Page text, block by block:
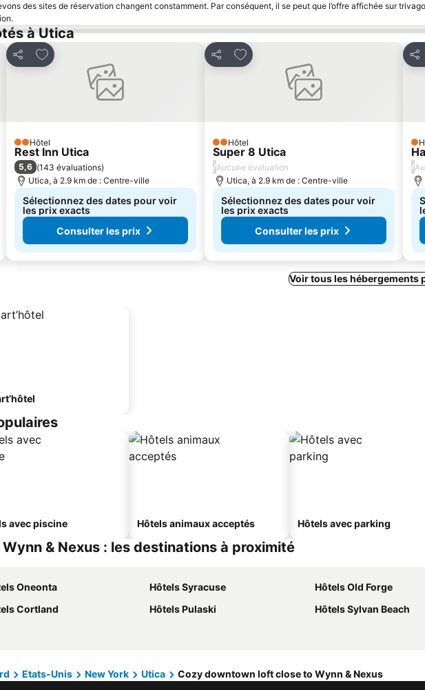
des sites de réservation changent constamment. Par conséquent, il se peut que l’offre affichée sur
à Utica
Partager
Ajouter à mes favoris
2 Étoiles
Hôtel
Rest Inn Utica
5,6 (143 évaluations)
Utica, à 2.9 km de : Centre-ville
Sélectionnez des dates pour voir
les prix exacts
Consulter les prix
Partager
Ajouter à mes favoris
2 Étoiles
Hôtel
Super 8 Utica
/Aucune évaluation
Utica, à 2.9 km de : Centre-ville
Sélectionnez des dates pour voir
les prix exacts
Consulter les prix
1
/
Voir tous les hébergements
avec piscine Hôtels animaux acceptés Hôtels avec parking
& Nexus : les destinations à proximité
Oneonta Hôtels Syracuse
Hôtels Old Forge
Cortland Hôtels Pulaski
Hôtels Sylvan Beach
Etats-Unis New York Utica Cozy downtown loft close to Wynn & Nexus